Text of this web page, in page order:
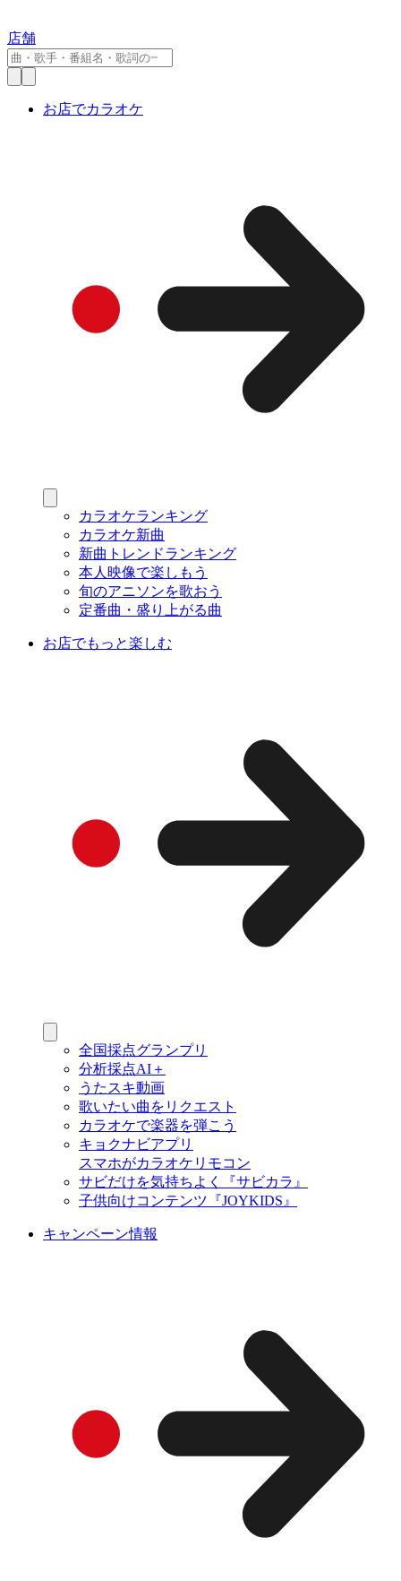
店舗
お店でカラオケ
カラオケランキング
カラオケ新曲
新曲トレンドランキング
本人映像で楽しもう
旬のアニソンを歌おう
定番曲・盛り上がる曲
お店でもっと楽しむ
全国採点グランプリ
分析採点AI＋
うたスキ動画
歌いたい曲をリクエスト
カラオケで楽器を弾こう
キョクナビアプリ
スマホがカラオケリモコン
サビだけを気持ちよく『サビカラ』
子供向けコンテンツ『JOYKIDS』
キャンペーン情報